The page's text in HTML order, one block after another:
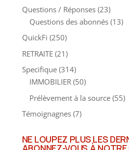
Questions / Réponses(23)
Questions des abonnés(13)
QuickFi (250)
RETRAITE(21)
Specifique(314)
IMMOBILIER(50)
Prélèvement à la source(55)
Témoignagnes(7)
NE LOUPEZ PLUS LES